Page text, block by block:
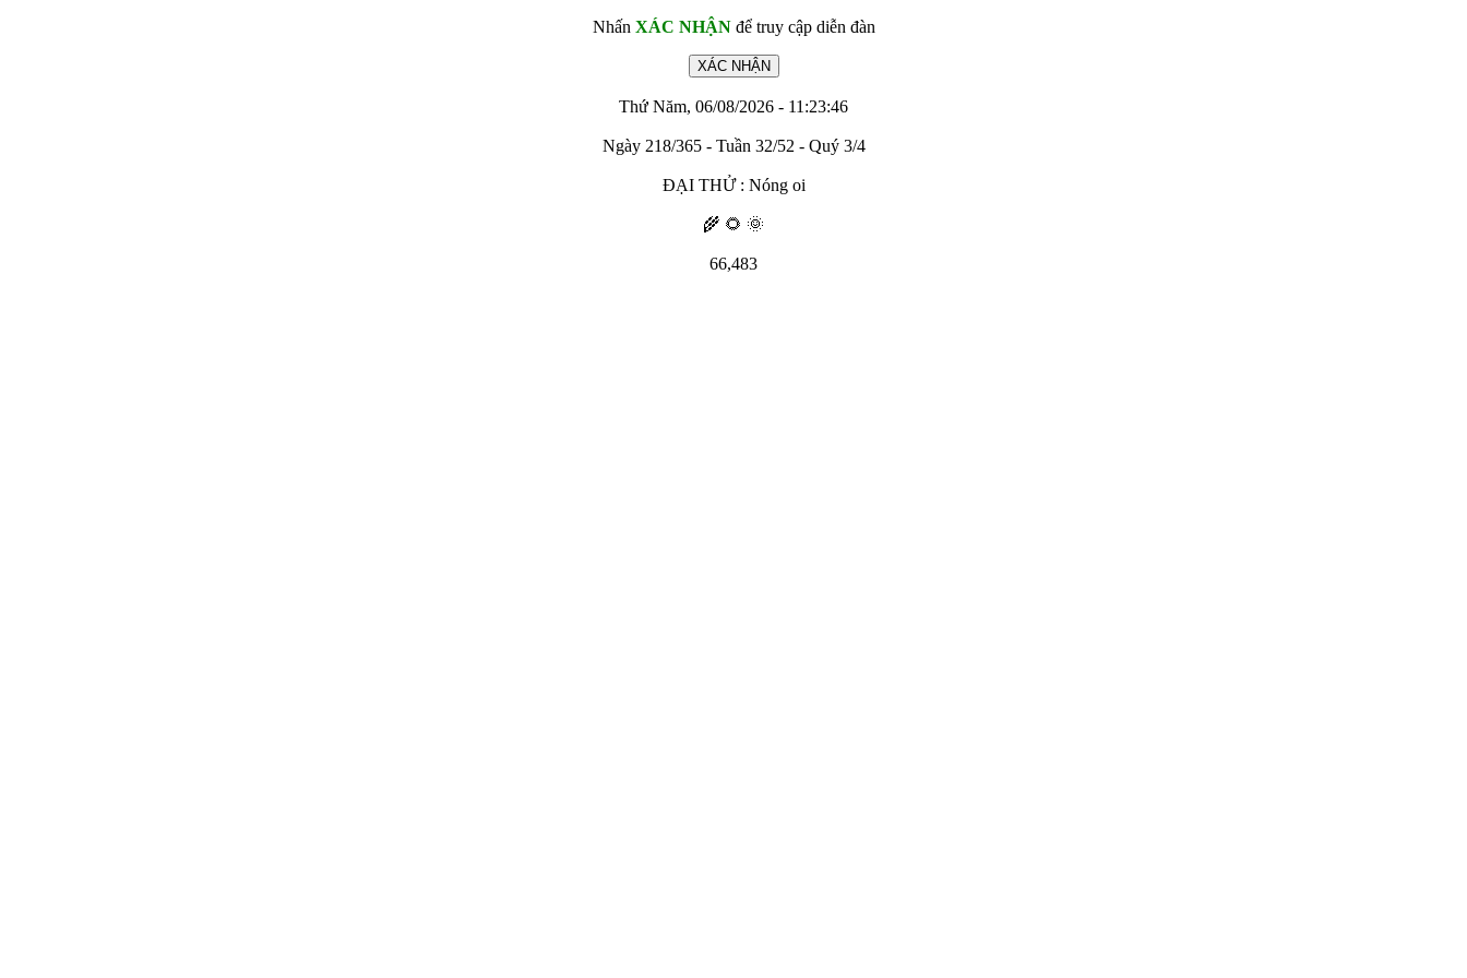
Nhấn XÁC NHẬNđể truy cập diễn đàn
Thứ Năm, 06/08/2026 - 11:23:46
Ngày 218/365 - Tuần 32/52 - Quý 3/4
ĐẠI THỬ : Nóng oi
🌾 🌻 🌞
66,483